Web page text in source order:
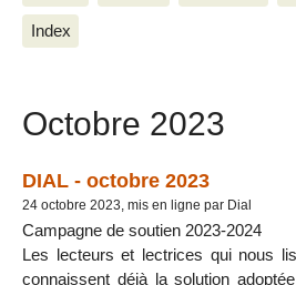
Index
Octobre 2023
DIAL - octobre 2023
24 octobre 2023, mis en ligne par Dial
Campagne de soutien 2023-2024
Les lecteurs et lectrices qui nous
connaissent déjà la solution